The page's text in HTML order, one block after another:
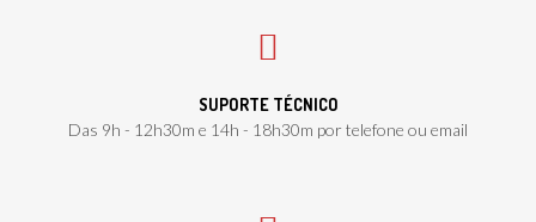
SUPORTE TÉCNICO
Das 9h - 12h30m e 14h - 18h30m por telefone ou email